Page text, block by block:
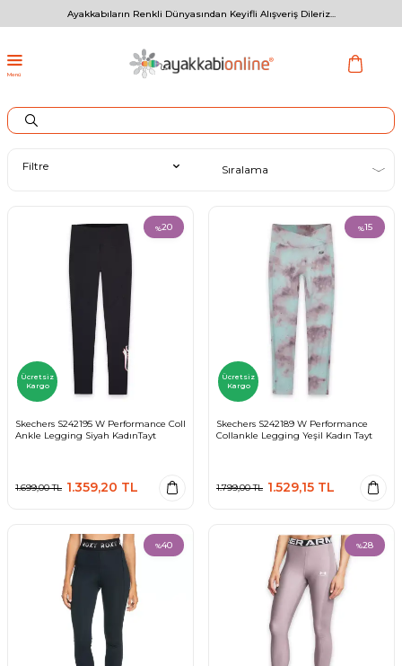
Ayakkabıların Renkli Dünyasından Keyifli Alışveriş Dileriz...
Menü
Filtre
%20
Ücretsiz
Kargo
Skechers S242195 W Performance Coll
Ankle Legging Siyah KadınTayt
1.699,00TL 1.359,20 TL
%15
Ücretsiz
Kargo
Skechers S242189 W Performance
Collankle Legging Yeşil Kadın Tayt
1.799,00TL 1.529,15 TL
%40 %28